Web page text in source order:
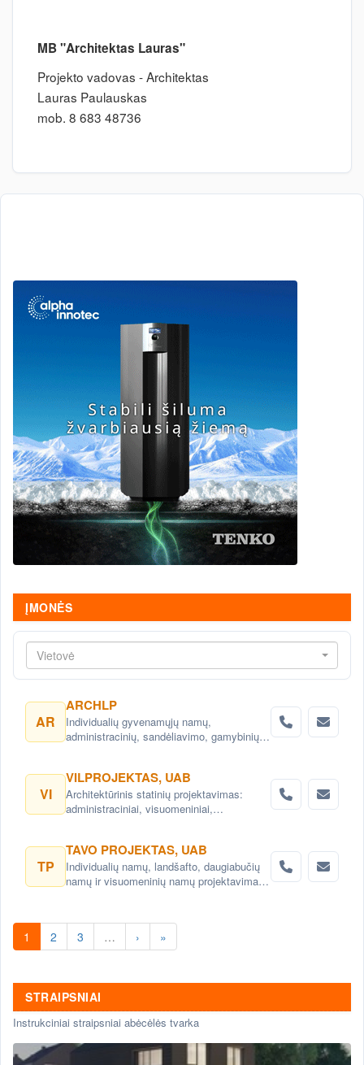
MB "Architektas Lauras"
Projekto vadovas - Architektas
Lauras Paulauskas
mob. 8 683 48736
ĮMONĖS
Vietovė
AR
ARCHLP
Individualių gyvenamųjų namų,
administracinių, sandėliavimo, gamybinių
projektavimas Vilnius. Namų projektavimo
paslaugos Vilnius.
VI
VILPROJEKTAS, UAB
Architektūrinis statinių projektavimas:
administraciniai, visuomeniniai,
konsultacijos. Teritorijų planavimas,
detalieji planai. Urbanistiniai,
architektūriniai ir kraštovaizdžio projektai
TP
TAVO PROJEKTAS, UAB
Individualių namų, landšafto, daugiabučių
namų ir visuomeninių namų projektavimas.
1 2 3 … › »
STRAIPSNIAI
Instrukciniai straipsniai abėcėlės tvarka